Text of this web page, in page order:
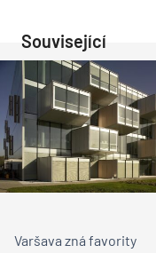
Související
Varšava zná favority